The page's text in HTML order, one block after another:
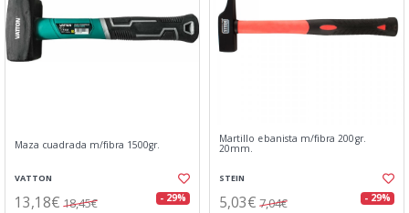
Maza cuadrada m/fibra 1500gr.
VATTON
13,18€ 18,45€ - 29%
Martillo ebanista m/fibra 200gr.
20mm.
STEIN
5,03€ 7,04€ - 29%